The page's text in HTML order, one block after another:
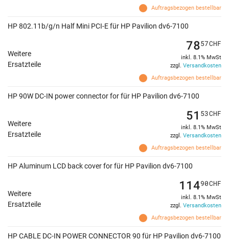
Auftragsbezogen bestellbar
HP 802.11b/g/n Half Mini PCI-E für HP Pavilion dv6-7100
Weitere
Ersatzteile
Auftragsbezogen bestellbar
7857CHF
inkl. 8.1% MwSt
zzgl. Versandkosten
HP 90W DC-IN power connector for für HP Pavilion dv6-7100
Weitere
Ersatzteile
Auftragsbezogen bestellbar
51 53CHF
inkl. 8.1% MwSt
zzgl. Versandkosten
HP Aluminum LCD back cover for für HP Pavilion dv6-7100
Weitere
Ersatzteile
Auftragsbezogen bestellbar
11490CHF
inkl. 8.1% MwSt
zzgl. Versandkosten
HP CABLE DC-IN POWER CONNECTOR 90 für HP Pavilion dv6-7100